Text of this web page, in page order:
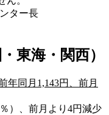
ター長
東海・関西）
年同月1,143円、前月
）、前月より4円減少